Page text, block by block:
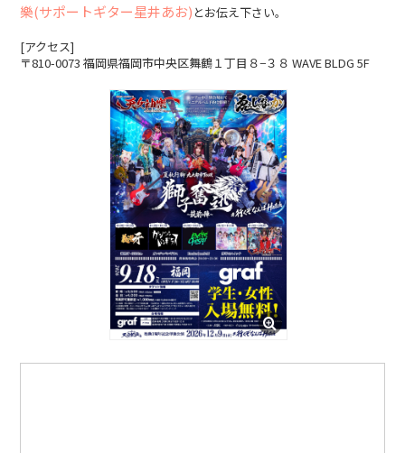
樂(サポートギター星井あお) とお伝え下さい。
[アクセス]
〒810-0073 福岡県福岡市中央区舞鶴１丁目８−３８ WAVE BLDG 5F